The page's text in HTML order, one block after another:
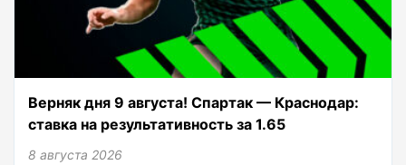
Верняк дня 9 августа! Спартак — Краснодар:
ставка на результативность за 1.65
8 августа 2026